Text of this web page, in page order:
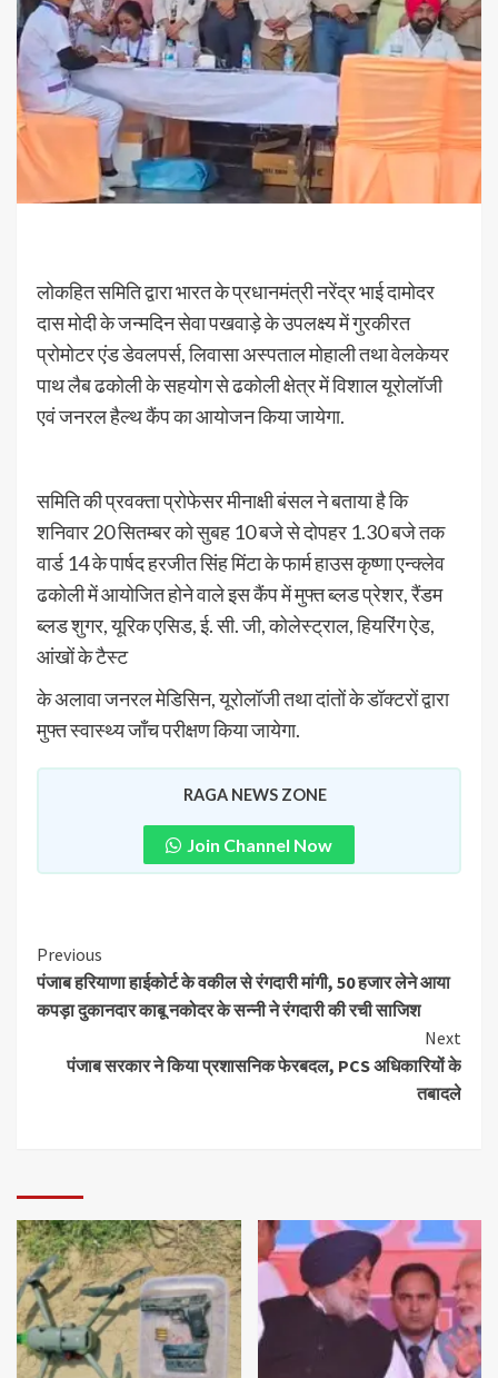
लोकहित समिति द्वारा भारत के प्रधानमंत्री नरेंद्र भाई दामोदर
दास मोदी के जन्मदिन सेवा पखवाड़े के उपलक्ष्य में गुरकीरत
प्रोमोटर एंड डेवलपर्स, लिवासा अस्पताल मोहाली तथा वेलकेयर
पाथ लैब ढकोली के सहयोग से ढकोली क्षेत्र में विशाल यूरोलॉजी
एवं जनरल हैल्थ कैंप का आयोजन किया जायेगा.
समिति की प्रवक्ता प्रोफेसर मीनाक्षी बंसल ने बताया है कि
शनिवार 20 सितम्बर को सुबह 10 बजे से दोपहर 1.30 बजे तक
वार्ड 14 के पार्षद हरजीत सिंह मिंटा के फार्म हाउस कृष्णा एन्क्लेव
ढकोली में आयोजित होने वाले इस कैंप में मुफ्त ब्लड प्रेशर, रैंडम
ब्लड शुगर, यूरिक एसिड, ई. सी. जी, कोलेस्ट्राल, हियरिंग ऐड,
आंखों के टैस्ट
के अलावा जनरल मेडिसिन, यूरोलॉजी तथा दांतों के डॉक्टरों द्वारा
मुफ्त स्वास्थ्य जाँच परीक्षण किया जायेगा.
RAGA NEWS ZONE
Join Channel Now
Previous
पंजाब हरियाणा हाईकोर्ट के वकील से रंगदारी मांगी, 50 हजार लेने आया
कपड़ा दुकानदार काबू नकोदर के सन्नी ने रंगदारी की रची साजिश
Next
पंजाब सरकार ने किया प्रशासनिक फेरबदल, PCS अधिकारियों के
तबादले